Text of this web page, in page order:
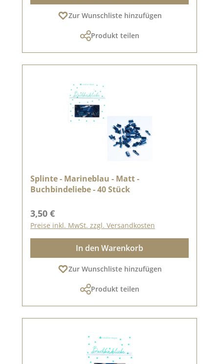
Zur Wunschliste hinzufügen
Produkt teilen
Splinte - Marineblau - Matt -
Buchbindeliebe - 40 Stück
Regulärer Preis:
3,50 €
Preise inkl. MwSt. zzgl. Versandkosten
In den Warenkorb
Zur Wunschliste hinzufügen
Produkt teilen